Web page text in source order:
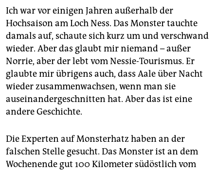
Ich war vor einigen Jahren außerhalb der
Hochsaison am Loch Ness. Das Monster tauchte
damals auf, schaute sich kurz um und verschwand
wieder. Aber das glaubt mir niemand – außer
Norrie, aber der lebt vom Nessie-Tourismus. Er
glaubte mir übrigens auch, dass Aale über Nacht
wieder zusammenwachsen, wenn man sie
auseinandergeschnitten hat. Aber das ist eine
andere Geschichte.
Die Experten auf Monsterhatz haben an der
falschen Stelle gesucht. Das Monster ist an dem
Wochenende gut 100 Kilometer südöstlich vom